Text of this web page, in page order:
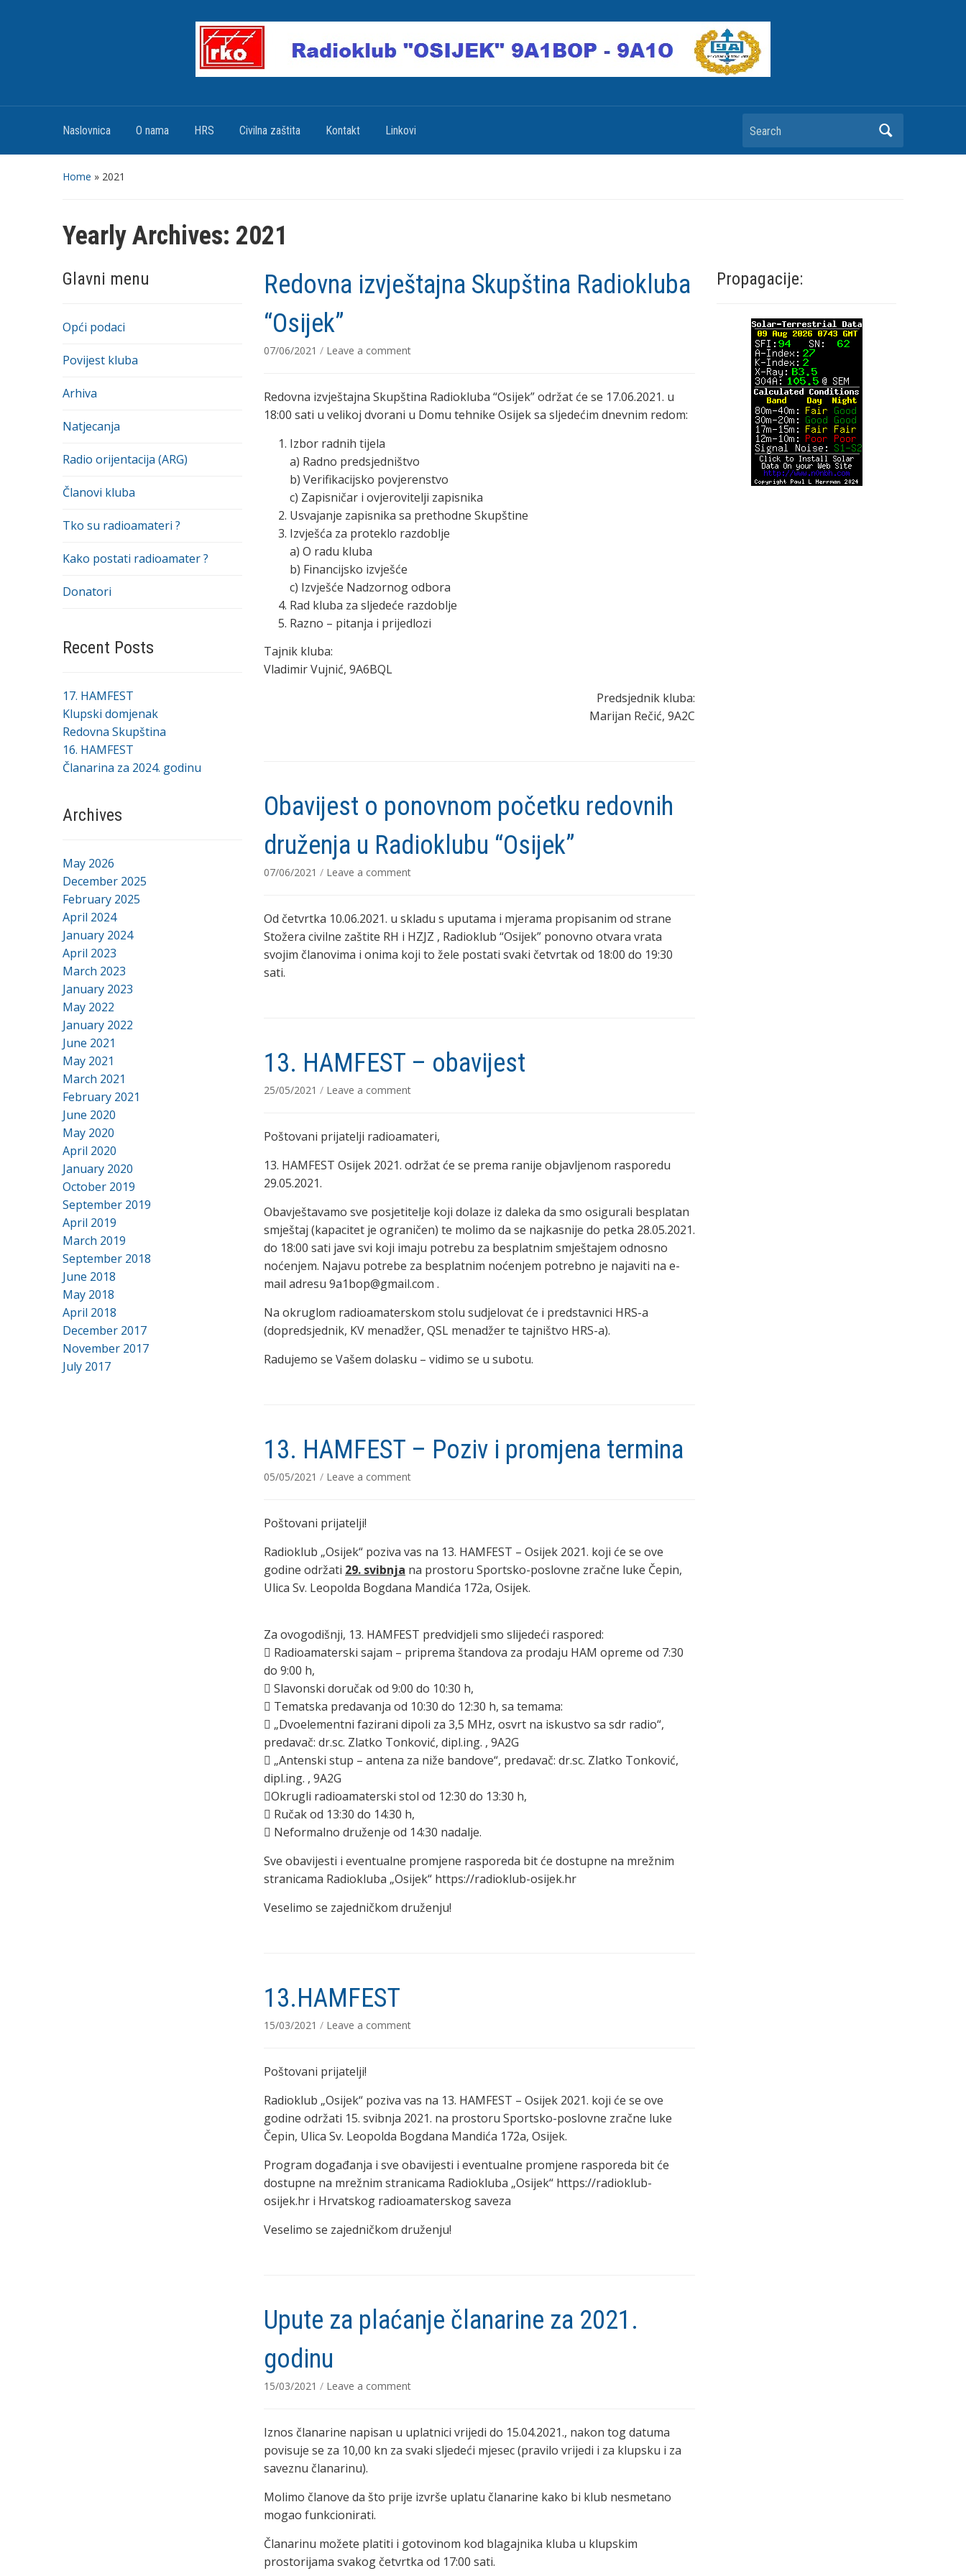
Naslovnica O nama HRS Civilna zaštita Kontakt Linkovi Search
Home » 2021
Yearly Archives: 2021
Glavni menu
Opći podaci
Povijest kluba
Arhiva
Natjecanja
Radio orijentacija (ARG)
Članovi kluba
Tko su radioamateri ?
Kako postati radioamater ?
Donatori
Recent Posts
17. HAMFEST
Klupski domjenak
Redovna Skupština
16. HAMFEST
Članarina za 2024. godinu
Archives
May 2026
December 2025
February 2025
April 2024
January 2024
April 2023
March 2023
January 2023
May 2022
January 2022
June 2021
May 2021
March 2021
February 2021
June 2020
May 2020
April 2020
January 2020
October 2019
September 2019
April 2019
March 2019
September 2018
June 2018
May 2018
April 2018
December 2017
November 2017
July 2017
Redovna izvještajna Skupština Radiokluba
“Osijek”
07/06/2021 / Leave a comment
Redovna izvještajna Skupština Radiokluba “Osijek” održat će se 17.06.2021. u
18:00 sati u velikoj dvorani u Domu tehnike Osijek sa sljedećim dnevnim redom:
Izbor radnih tijela
a) Radno predsjedništvo
b) Verifikacijsko povjerenstvo
c) Zapisničar i ovjerovitelji zapisnika
Usvajanje zapisnika sa prethodne Skupštine
Izvješća za proteklo razdoblje
a) O radu kluba
b) Financijsko izvješće
c) Izvješće Nadzornog odbora
Rad kluba za sljedeće razdoblje
Razno – pitanja i prijedlozi
Tajnik kluba:
Vladimir Vujnić, 9A6BQL
Predsjednik kluba:
Marijan Rečić, 9A2C
Obavijest o ponovnom početku redovnih
druženja u Radioklubu “Osijek”
07/06/2021 / Leave a comment
Od četvrtka 10.06.2021. u skladu s uputama i mjerama propisanim od strane
Stožera civilne zaštite RH i HZJZ , Radioklub “Osijek” ponovno otvara vrata
svojim članovima i onima koji to žele postati svaki četvrtak od 18:00 do 19:30
sati.
13. HAMFEST – obavijest
25/05/2021 / Leave a comment
Poštovani prijatelji radioamateri,
13. HAMFEST Osijek 2021. održat će se prema ranije objavljenom rasporedu
29.05.2021.
Obavještavamo sve posjetitelje koji dolaze iz daleka da smo osigurali besplatan
smještaj (kapacitet je ograničen) te molimo da se najkasnije do petka 28.05.2021.
do 18:00 sati jave svi koji imaju potrebu za besplatnim smještajem odnosno
noćenjem. Najavu potrebe za besplatnim noćenjem potrebno je najaviti na e-
mail adresu 9a1bop@gmail.com .
Na okruglom radioamaterskom stolu sudjelovat će i predstavnici HRS-a
(dopredsjednik, KV menadžer, QSL menadžer te tajništvo HRS-a).
Radujemo se Vašem dolasku – vidimo se u subotu.
13. HAMFEST – Poziv i promjena termina
05/05/2021 / Leave a comment
Poštovani prijatelji!
Radioklub „Osijek“ poziva vas na 13. HAMFEST – Osijek 2021. koji će se ove
godine održati 29. svibnja na prostoru Sportsko-poslovne zračne luke Čepin,
Ulica Sv. Leopolda Bogdana Mandića 172a, Osijek.
Za ovogodišnji, 13. HAMFEST predvidjeli smo slijedeći raspored:
 Radioamaterski sajam – priprema štandova za prodaju HAM opreme od 7:30
do 9:00 h,
 Slavonski doručak od 9:00 do 10:30 h,
 Tematska predavanja od 10:30 do 12:30 h, sa temama:
 „Dvoelementni fazirani dipoli za 3,5 MHz, osvrt na iskustvo sa sdr radio“,
predavač: dr.sc. Zlatko Tonković, dipl.ing. , 9A2G
 „Antenski stup – antena za niže bandove“, predavač: dr.sc. Zlatko Tonković,
dipl.ing. , 9A2G
Okrugli radioamaterski stol od 12:30 do 13:30 h,
 Ručak od 13:30 do 14:30 h,
 Neformalno druženje od 14:30 nadalje.
Sve obavijesti i eventualne promjene rasporeda bit će dostupne na mrežnim
stranicama Radiokluba „Osijek“ https://radioklub-osijek.hr
Veselimo se zajedničkom druženju!
13.HAMFEST
15/03/2021 / Leave a comment
Poštovani prijatelji!
Radioklub „Osijek“ poziva vas na 13. HAMFEST – Osijek 2021. koji će se ove
godine održati 15. svibnja 2021. na prostoru Sportsko-poslovne zračne luke
Čepin, Ulica Sv. Leopolda Bogdana Mandića 172a, Osijek.
Program događanja i sve obavijesti i eventualne promjene rasporeda bit će
dostupne na mrežnim stranicama Radiokluba „Osijek“ https://radioklub-
osijek.hr i Hrvatskog radioamaterskog saveza
Veselimo se zajedničkom druženju!
Upute za plaćanje članarine za 2021.
godinu
15/03/2021 / Leave a comment
Iznos članarine napisan u uplatnici vrijedi do 15.04.2021., nakon tog datuma
povisuje se za 10,00 kn za svaki sljedeći mjesec (pravilo vrijedi i za klupsku i za
saveznu članarinu).
Molimo članove da što prije izvrše uplatu članarine kako bi klub nesmetano
mogao funkcionirati.
Članarinu možete platiti i gotovinom kod blagajnika kluba u klupskim
prostorijama svakog četvrtka od 17:00 sati.
Propagacije: